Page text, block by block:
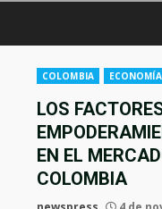
COLOMBIA ECONOMÍA
LOS
EN EL
COLOMBIA